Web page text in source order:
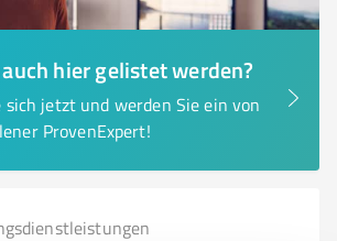
hier gelistet werden?
sich jetzt und werden Sie ein von
ProvenExpert!